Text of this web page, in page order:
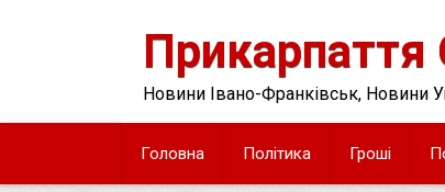
Прикарпаття
Новини Івано-Франківськ, Новини
Головна Політика Гроші